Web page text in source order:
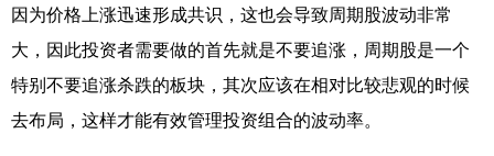
因为价格上涨迅速形成共识，这也会导致周期股波动非常
大，因此投资者需要做的首先就是不要追涨，周期股是一个
特别不要追涨杀跌的板块，其次应该在相对比较悲观的时候
去布局，这样才能有效管理投资组合的波动率。